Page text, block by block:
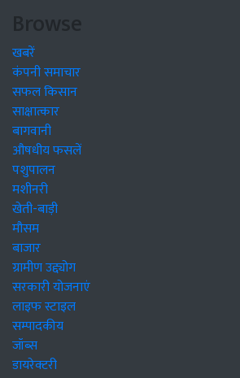
Browse
खबरें
कंपनी समाचार
सफल किसान
साक्षात्कार
बागवानी
औषधीय फसलें
पशुपालन
मशीनरी
खेती-बाड़ी
मौसम
बाजार
ग्रामीण उद्द्योग
सरकारी योजनाएं
लाइफ स्टाइल
सम्पादकीय
जॉब्स
डायरेक्टरी